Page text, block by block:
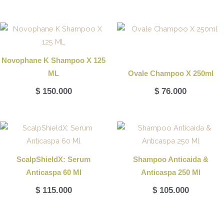
Novophane K Shampoo X 125
ML
$150.000
Ovale Champoo X 250ml
$76.000
ScalpShieldX: Serum
Anticaspa 60 Ml
$115.000
Shampoo Anticaida &
Anticaspa 250 Ml
$105.000